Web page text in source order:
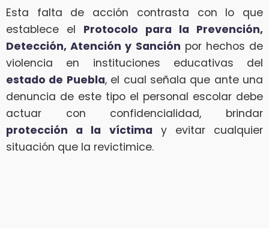
Esta falta de acción contrasta con lo que
establece el Protocolo para la Prevención,
Detección, Atención y Sanción por hechos de
violencia en instituciones educativas del
estado de Puebla, el cual señala que ante una
denuncia de este tipo el personal escolar debe
actuar con confidencialidad, brindar
protección a la víctima y evitar cualquier
situación que la revictimice.